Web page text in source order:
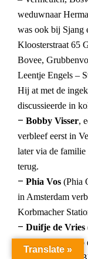
weduwnaar
was ook bij Sjang
Kloosterstraat 65
Bovee,
Leentje Engels –
Hij at met de
discussieerde in
– Bobby Visser,
verbleef eerst in
later via de
terug.
– Phia Vos (Phia
in Amsterdam
Korbmacher
– Duifje de Vries
1937 was in
Translate »